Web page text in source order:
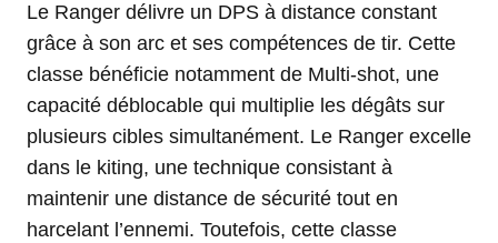
Le Ranger délivre un DPS à distance constant
grâce à son arc et ses compétences de tir. Cette
classe bénéficie notamment de Multi-shot, une
capacité déblocable qui multiplie les dégâts sur
plusieurs cibles simultanément. Le Ranger excelle
dans le kiting, une technique consistant à
maintenir une distance de sécurité tout en
harcelant l’ennemi. Toutefois, cette classe